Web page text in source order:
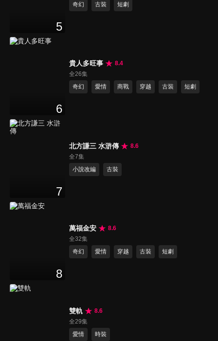
5
奇幻
古裝 短劇
6
貴人多旺事
8.4
全26集
奇幻
愛情 商戰 穿越 古裝 短劇
7
北方謙三 水滸傳
8.6
全7集
小說改編
古裝
8
萬福金安
8.6
全32集
奇幻
愛情 穿越 古裝 短劇
雙軌
8.6
全29集
愛情
時裝